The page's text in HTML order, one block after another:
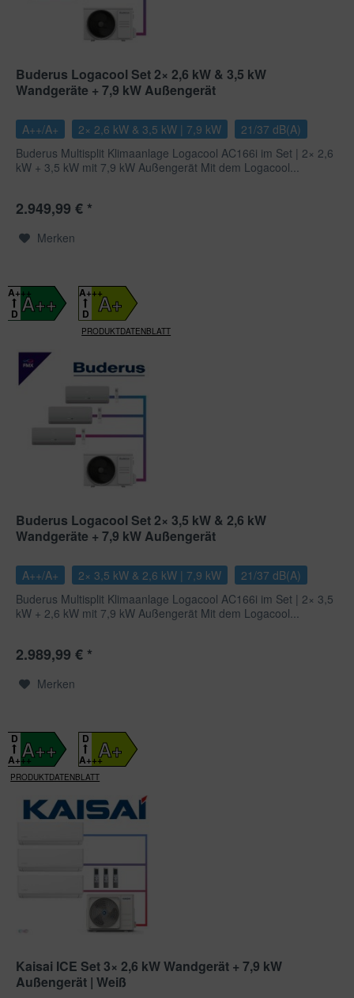
Buderus Logacool Set 2× 2,6 kW & 3,5 kW
Wandgeräte + 7,9 kW Außengerät
A++/A+ 2× 2,6 kW & 3,5 kW | 7,9 kW
21/37 dB(A)
Buderus Multisplit Klimaanlage Logacool AC166i im Set | 2× 2,6
kW + 3,5 kW mit 7,9 kW Außengerät Mit dem Logacool...
2.949,99 € *
Merken
A++
A+++
D
A+
A+++
D
PRODUKTDATENBLATT
Buderus Logacool Set 2× 3,5 kW & 2,6 kW
Wandgeräte + 7,9 kW Außengerät
A++/A+ 2× 3,5 kW & 2,6 kW | 7,9 kW
21/37 dB(A)
Buderus Multisplit Klimaanlage Logacool AC166i im Set | 2× 3,5
kW + 2,6 kW mit 7,9 kW Außengerät Mit dem Logacool...
2.989,99 € *
Merken
A++
D
A+++
PRODUKTDATENBLATT
A+
D
A+++
Kaisai ICE Set 3× 2,6 kW Wandgerät + 7,9 kW
Außengerät | Weiß